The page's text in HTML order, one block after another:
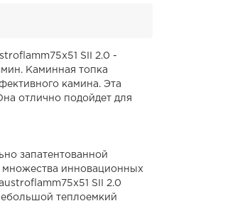
SII 2.0 -
Каминная топка
камина. Эта
отлично подойдет для
запатентованной
множества инновационных
SII 2.0
теплоемкий